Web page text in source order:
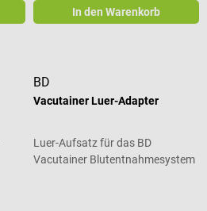
In den Warenkorb
BD
Vacutainer Luer-Adapter
Luer-Aufsatz für das BD
Vacutainer Blutentnahmesystem